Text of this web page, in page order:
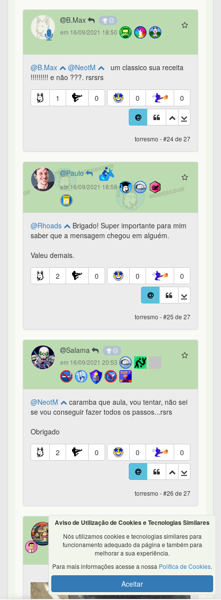
B.Max
em 16/09/2021 18:50
@B.Max @NeotM
um classico sua receita
!!!!!!!!! e não ???. rsrsrs
1 0 0 0
torresmo - #24 de 27
Paulo
em 16/09/2021 18:58
@Rhoads
Brigado! Super importante para mim
saber que a mensagem chegou em alguém.
Valeu demais.
2 0 0 0
torresmo - #25 de 27
Salama
em 16/09/2021 20:53
@NeotM
caramba que aula, vou tentar, não sei
se vou conseguir fazer todos os passos...rsrs
Obrigado
2 0 0 0
torresmo - #26 de 27
Gilso 90º
em 26/09/2021 09:13
Aviso de Utilização de Cookies e Tecnologias Similares
Nós utilizamos cookies e tecnologias similares para
funcionamento adequado da página e também para
melhorar a sua experiência.
Para mais informações acesse a nossa Política de Cookies.
Aceitar